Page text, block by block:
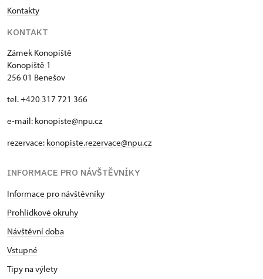
Kontakty
KONTAKT
Zámek Konopiště
Konopiště 1
256 01 Benešov
tel. +420 317 721 366
e-mail: konopiste@npu.cz
rezervace: konopiste.rezervace@npu.cz
INFORMACE PRO NÁVŠTĚVNÍKY
Informace pro návštěvníky
Prohlídkové okruhy
Návštěvní doba
Vstupné
Tipy na výlety